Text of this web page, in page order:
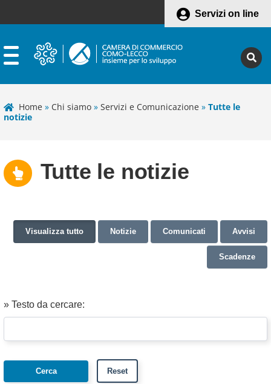
Servizi on line
Home » Chi siamo » Servizi e Comunicazione » Tutte le
notizie
Tutte le notizie
Visualizza tutto Notizie Comunicati Avvisi
Scadenze
» Testo da cercare: